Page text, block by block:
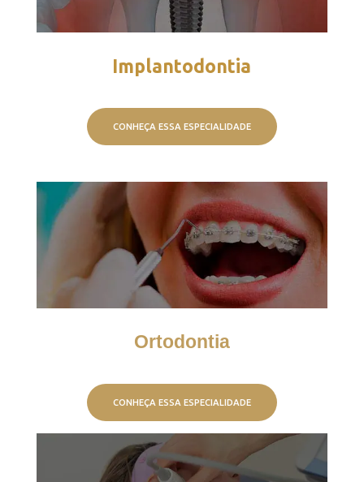
Implantodontia
CONHEÇA ESSA ESPECIALIDADE
Ortodontia
CONHEÇA ESSA ESPECIALIDADE